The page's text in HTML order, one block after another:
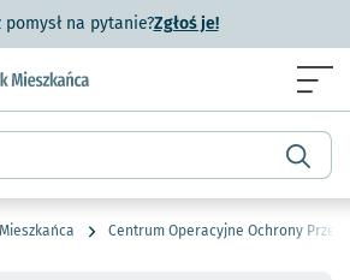
pomysł na pytanie?Zgłoś je!- otworzy się w
wroclaw.pl podserwis: Poradnik
Centrum Operacyjne Ochrony